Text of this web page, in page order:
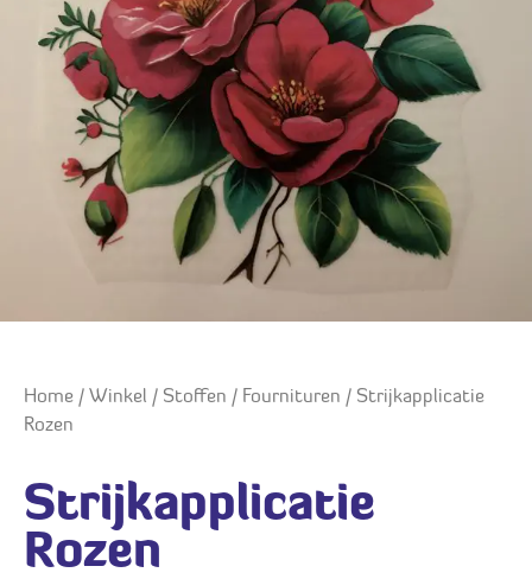
Home / Winkel / Stoffen / Fournituren / Strijkapplicatie
Rozen
Strijkapplicatie
Rozen